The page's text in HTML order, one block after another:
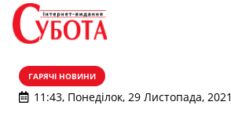
ГАРЯЧІ НОВИНИ
11:43, Понеділок, 29 Листопада, 2021